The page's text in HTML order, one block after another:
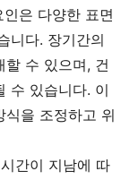
은 다양한 표면
니다. 장기간의
할 수 있으며, 건
수 있습니다. 이
을 조정하고 위
간이 지남에 따